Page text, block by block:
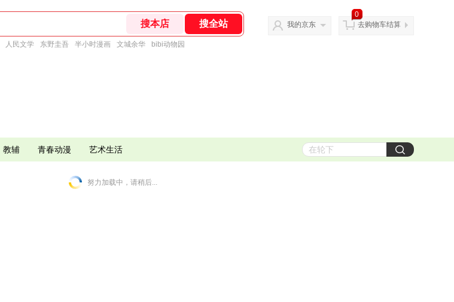
人民文学 东野圭吾 半小时漫画 文城余华 bibi动物园
我的京东
0
去购物车结算
教辅 青春动漫 艺术生活
努力加载中，请稍后...